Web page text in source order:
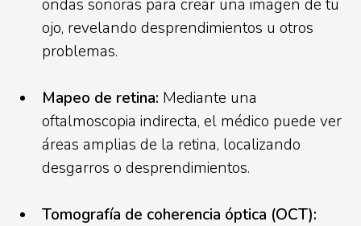
ondas sonoras para crear una imagen de tu
ojo, revelando desprendimientos u otros
problemas.
Mapeo de retina: Mediante una
oftalmoscopia indirecta, el médico puede ver
áreas amplias de la retina, localizando
desgarros o desprendimientos.
Tomografía de coherencia óptica (OCT):